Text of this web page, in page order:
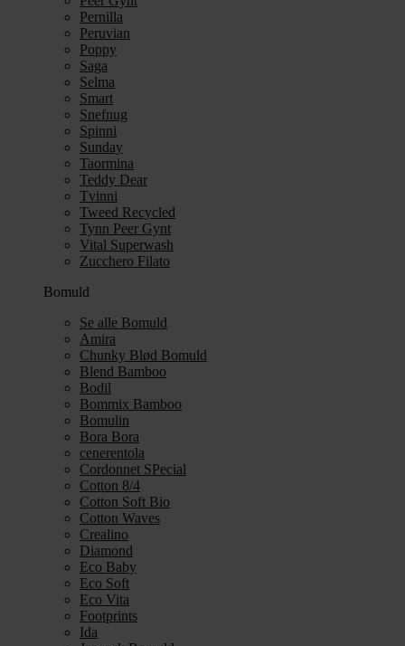
Pernilla
Peruvian
Poppy
Saga
Selma
Smart
Snefnug
Spinni
Sunday
Taormina
Teddy Dear
Tvinni
Tweed Recycled
Tynn Peer Gynt
Vital Superwash
Zucchero Filato
Bomuld
Se alle Bomuld
Amira
Chunky Blød Bomuld
Blend Bamboo
Bodil
Bommix Bamboo
Bomulin
Bora Bora
cenerentola
Cordonnet SPecial
Cotton 8/4
Cotton Soft Bio
Cotton Waves
Crealino
Diamond
Eco Baby
Eco Soft
Eco Vita
Footprints
Ida